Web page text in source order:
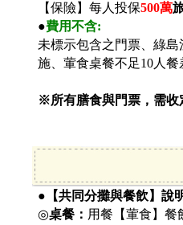
【保險】每人投保500萬
●費用不含:
未標示包含之門票、綠島
施、葷食桌餐不足10人
※所有膳食與門票，需收
●【共同分攤與餐飲】說
◎桌餐： 用餐【葷食】餐